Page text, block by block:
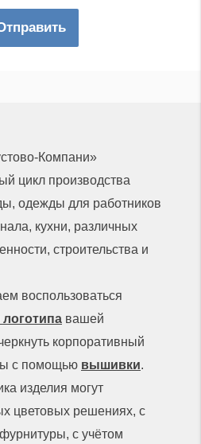
Компани»
цикл производства
одежды для работников
кухни, различных
строительства и
воспользоваться
вашей
корпоративный
с помощью вышивки.
изделия могут
цветовых решениях, с
с учётом